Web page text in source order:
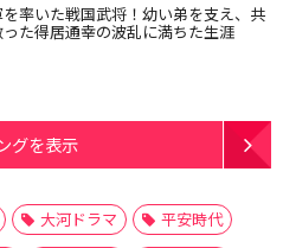
率いた戦国武将！幼い弟を支え、共
った得居通幸の波乱に満ちた生涯
グを表示
大河ドラマ
平安時代